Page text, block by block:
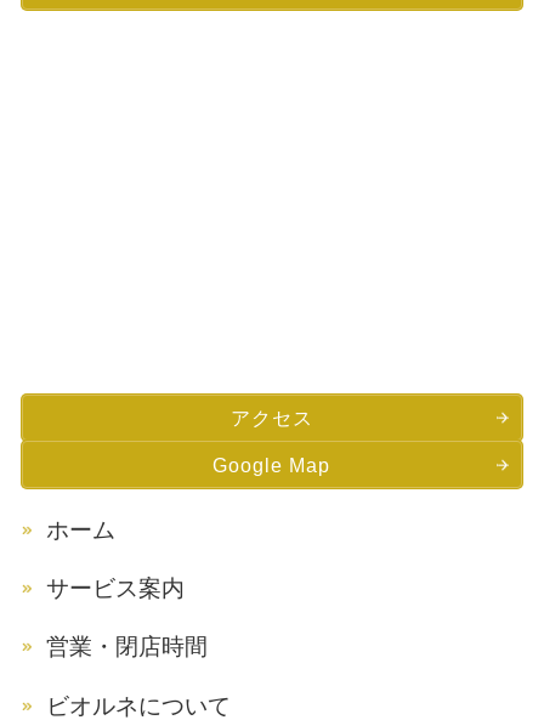
アクセス
Google Map
ホーム
サービス案内
営業・閉店時間
ビオルネについて